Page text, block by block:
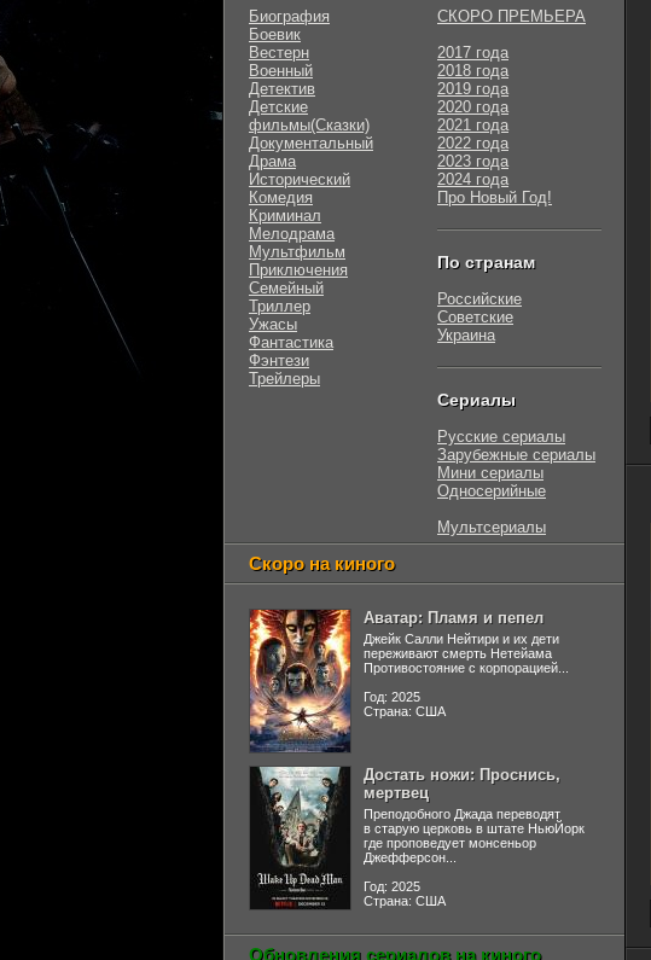
Биография
Боевик
Вестерн
Военный
Детектив
Детские
фильмы(Сказки)
Документальный
Драма
Исторический
Комедия
Криминал
Мелодрама
Мультфильм
Приключения
Семейный
Триллер
Ужасы
Фантастика
Фэнтези
Трейлеры
СКОРО ПРЕМЬЕРА
2017 года
2018 года
2019 года
2020 года
2021 года
2022 года
2023 года
2024 года
Про Новый Год!
По странам
Российские
Советские
Украина
Сериалы
Русские сериалы
Зарубежные сериалы
Мини сериалы
Односерийные
Мультсериалы
Скоро на киного
Аватар: Пламя и пепел
Джейк Салли Нейтири и их дети
переживают смерть Нетейама
Противостояние с корпорацией...
Год: 2025
Страна: США
Достать ножи: Проснись,
мертвец
Преподобного Джада переводят
в старую церковь в штате НьюЙорк
где проповедует монсеньор
Джефферсон...
Год: 2025
Страна: США
Обновления сериалов на киного